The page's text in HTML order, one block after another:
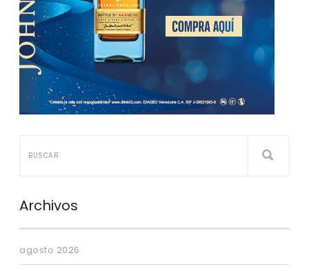
Archivos
agosto 2026